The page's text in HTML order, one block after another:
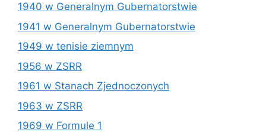
1940 w Generalnym Gubernatorstwie
1941 w Generalnym Gubernatorstwie
1949 w tenisie ziemnym
1956 w ZSRR
1961 w Stanach Zjednoczonych
1963 w ZSRR
1969 w Formule 1